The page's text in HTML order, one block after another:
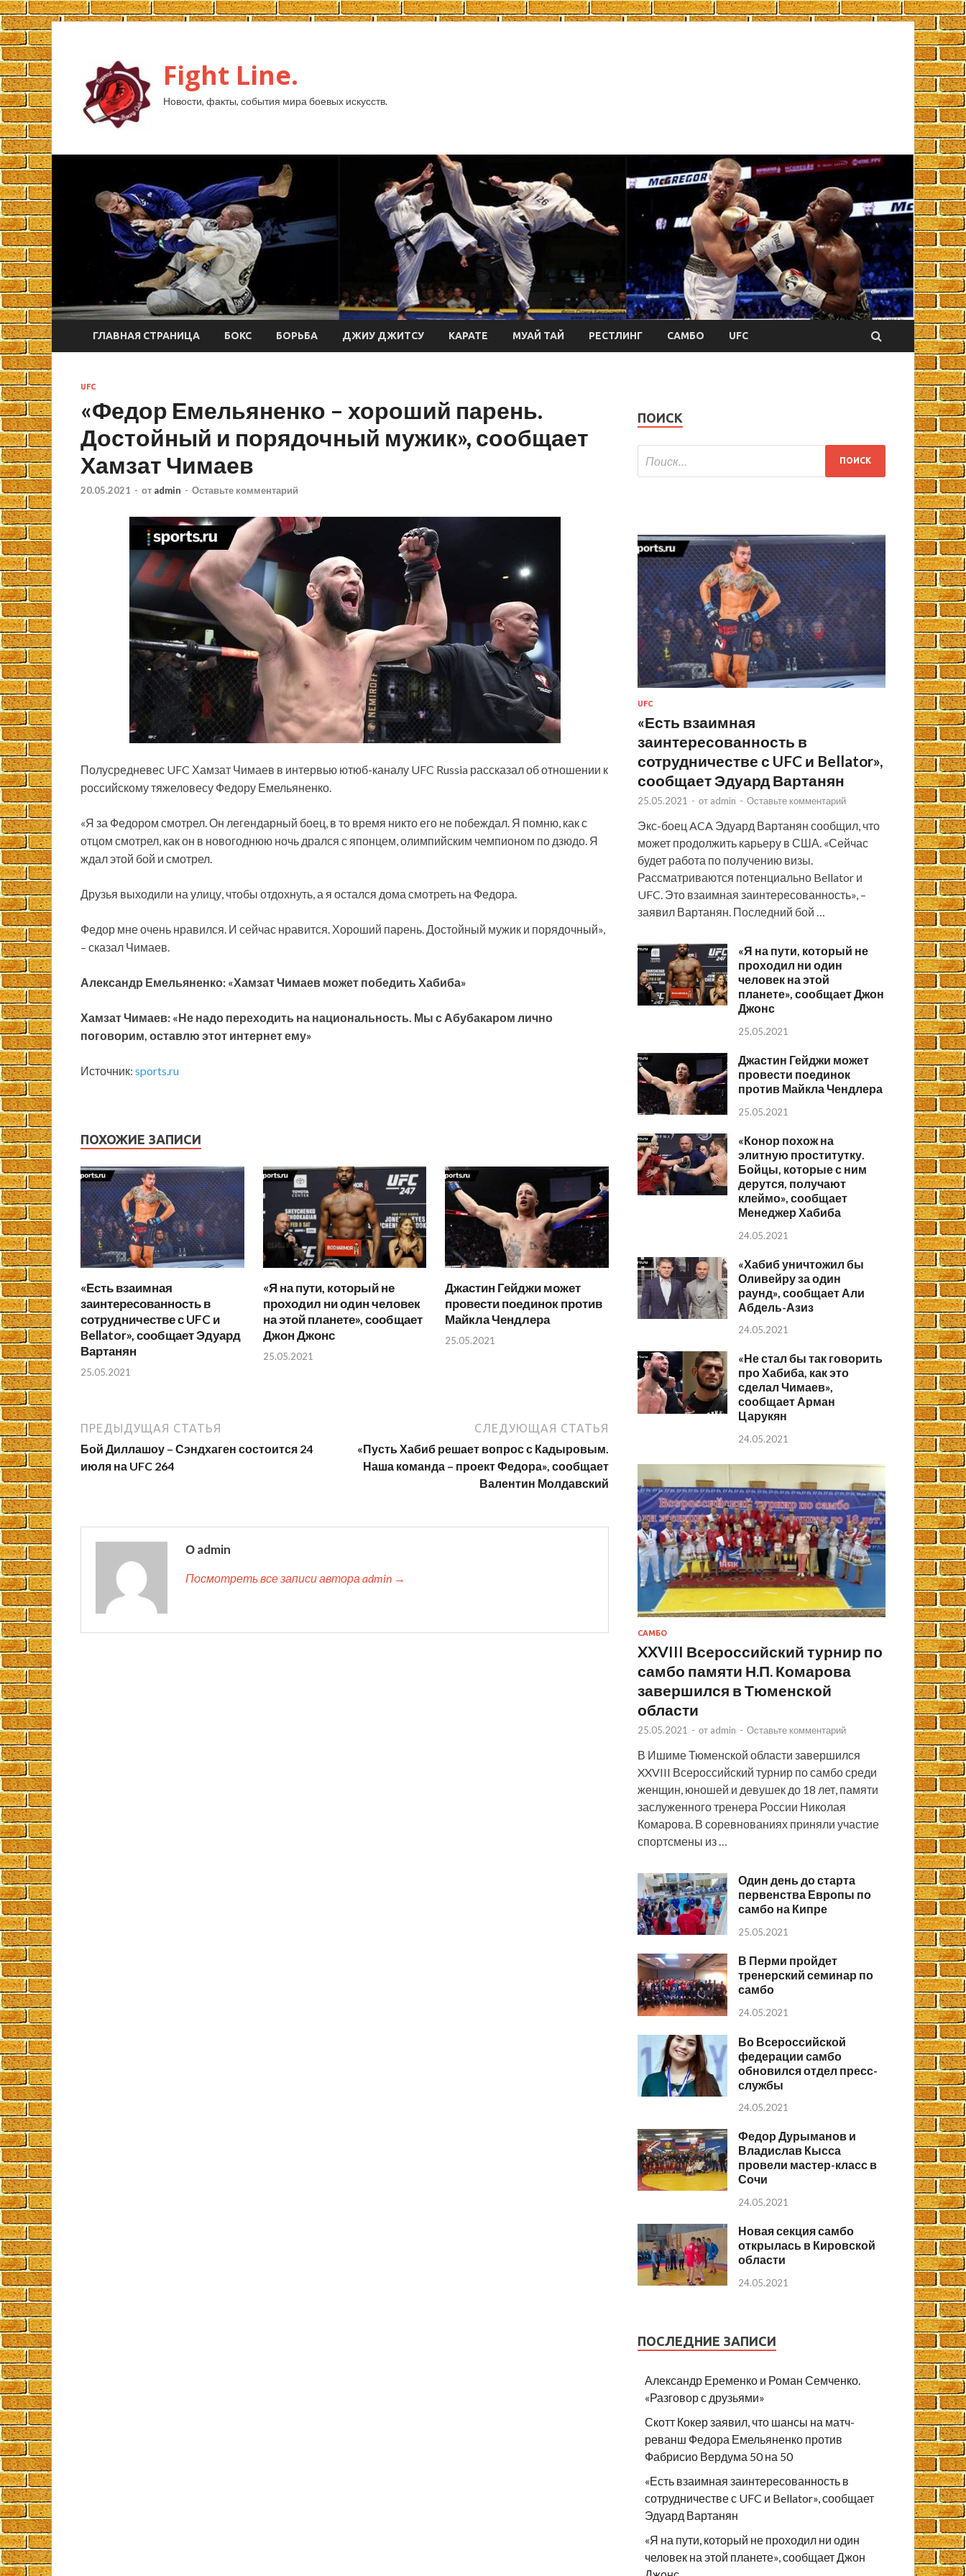
Fight Line.
Новости, факты, события мира боевых искусств.
ГЛАВНАЯ СТРАНИЦА БОКС БОРЬБА ДЖИУ ДЖИТСУ КАРАТЕ МУАЙ ТАЙ РЕСТЛИНГ САМБО UFC
UFC
«Федор Емельяненко – хороший парень.
Достойный и порядочный мужик», сообщает
Хамзат Чимаев
20.05.2021 - от admin - Оставьте комментарий
Полусредневес UFC Хамзат Чимаев в интервью ютюб-каналу UFC Russia рассказал об отношении к
российскому тяжеловесу Федору Емельяненко.
«Я за Федором смотрел. Он легендарный боец, в то время никто его не побеждал. Я помню, как с
отцом смотрел, как он в новогоднюю ночь дрался с японцем, олимпийским чемпионом по дзюдо. Я
ждал этой бой и смотрел.
Друзья выходили на улицу, чтобы отдохнуть, а я остался дома смотреть на Федора.
Федор мне очень нравился. И сейчас нравится. Хороший парень. Достойный мужик и порядочный»,
– сказал Чимаев.
Александр Емельяненко: «Хамзат Чимаев может победить Хабиба»
Хамзат Чимаев: «Не надо переходить на национальность. Мы с Абубакаром лично
поговорим, оставлю этот интернет ему»
Источник: sports.ru
ПОХОЖИЕ ЗАПИСИ
«Есть взаимная
заинтересованность в
сотрудничестве с UFC и
Bellator», сообщает Эдуард
Вартанян
25.05.2021
«Я на пути, который не
проходил ни один человек
на этой планете», сообщает
Джон Джонс
25.05.2021
Джастин Гейджи может
провести поединок против
Майкла Чендлера
25.05.2021
ПРЕДЫДУЩАЯ СТАТЬЯ
Бой Диллашоу – Сэндхаген состоится 24
июля на UFC 264
СЛЕДУЮЩАЯ СТАТЬЯ
«Пусть Хабиб решает вопрос с Кадыровым.
Наша команда – проект Федора», сообщает
Валентин Молдавский
О admin
Посмотреть все записи автора admin →
ПОИСК
UFC
«Есть взаимная
заинтересованность в
сотрудничестве с UFC и Bellator»,
сообщает Эдуард Вартанян
25.05.2021 - от admin - Оставьте комментарий
Экс-боец ACA Эдуард Вартанян сообщил, что
может продолжить карьеру в США. «Сейчас
будет работа по получению визы.
Рассматриваются потенциально Bellator и
UFC. Это взаимная заинтересованность», –
заявил Вартанян. Последний бой …
«Я на пути, который не
проходил ни один
человек на этой
планете», сообщает Джон
Джонс
25.05.2021
Джастин Гейджи может
провести поединок
против Майкла Чендлера
25.05.2021
«Конор похож на
элитную проститутку.
Бойцы, которые с ним
дерутся, получают
клеймо», сообщает
Менеджер Хабиба
24.05.2021
«Хабиб уничтожил бы
Оливейру за один
раунд», сообщает Али
Абдель-Азиз
24.05.2021
«Не стал бы так говорить
про Хабиба, как это
сделал Чимаев»,
сообщает Арман
Царукян
24.05.2021
САМБО
XXVIII Всероссийский турнир по
самбо памяти Н.П. Комарова
завершился в Тюменской
области
25.05.2021 - от admin - Оставьте комментарий
В Ишиме Тюменской области завершился
XXVIII Всероссийский турнир по самбо среди
женщин, юношей и девушек до 18 лет, памяти
заслуженного тренера России Николая
Комарова. В соревнованиях приняли участие
спортсмены из …
Один день до старта
первенства Европы по
самбо на Кипре
25.05.2021
В Перми пройдет
тренерский семинар по
самбо
24.05.2021
Во Всероссийской
федерации самбо
обновился отдел пресс-
службы
24.05.2021
Федор Дурыманов и
Владислав Кысса
провели мастер-класс в
Сочи
24.05.2021
Новая секция самбо
открылась в Кировской
области
24.05.2021
ПОСЛЕДНИЕ ЗАПИСИ
Александр Еременко и Роман Семченко.
«Разговор с друзьями»
Скотт Кокер заявил, что шансы на матч-
реванш Федора Емельяненко против
Фабрисио Вердума 50 на 50
«Есть взаимная заинтересованность в
сотрудничестве с UFC и Bellator», сообщает
Эдуард Вартанян
«Я на пути, который не проходил ни один
человек на этой планете», сообщает Джон